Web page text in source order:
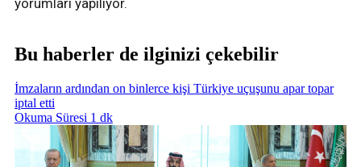
yorumları yapılıyor.
Bu haberler de ilginizi çekebilir
İmzaların ardından on binlerce kişi Türkiye uçuşunu apar topar
iptal etti
Okuma Süresi 1 dk